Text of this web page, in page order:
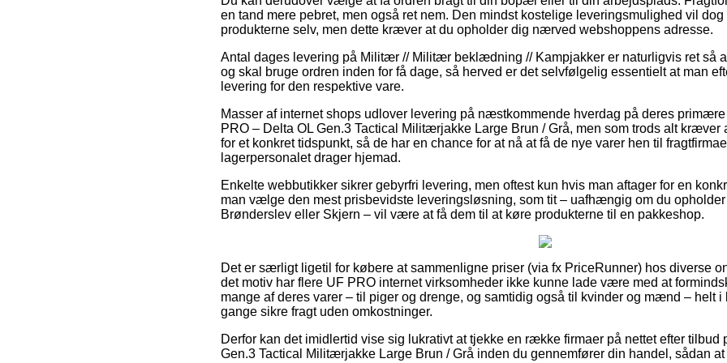
en tand mere pebret, men også ret nem. Den mindst kostelige leveringsmulighed vil
produkterne selv, men dette kræver at du opholder dig nærved webshoppens adresse.
Antal dages levering på Militær // Militær beklædning // Kampjakker er naturligvis ret så
og skal bruge ordren inden for få dage, så herved er det selvfølgelig essentielt at man
levering for den respektive vare.
Masser af internet shops udlover levering på næstkommende hverdag på deres
PRO – Delta OL Gen.3 Tactical Militærjakke Large Brun / Grå, men som trods alt
for et konkret tidspunkt, så de har en chance for at nå at få de nye varer hen til
lagerpersonalet drager hjemad.
Enkelte webbutikker sikrer gebyrfri levering, men oftest kun hvis man aftager for en
man vælge den mest prisbevidste leveringsløsning, som tit – uafhængig om du
Brønderslev eller Skjern – vil være at få dem til at køre produkterne til en pakkeshop.
Det er særligt ligetil for købere at sammenligne priser (via fx PriceRunner) hos diverse
det motiv har flere UF PRO internet virksomheder ikke kunne lade være med at
mange af deres varer – til piger og drenge, og samtidig også til kvinder og mænd – helt
gange sikre fragt uden omkostninger.
Derfor kan det imidlertid vise sig lukrativt at tjekke en række firmaer på nettet efter tilbud
Gen.3 Tactical Militærjakke Large Brun / Grå inden du gennemfører din handel, sådan